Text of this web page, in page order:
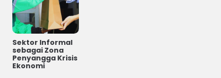
Sektor Informal
sebagai Zona
Penyangga Krisis
Ekonomi